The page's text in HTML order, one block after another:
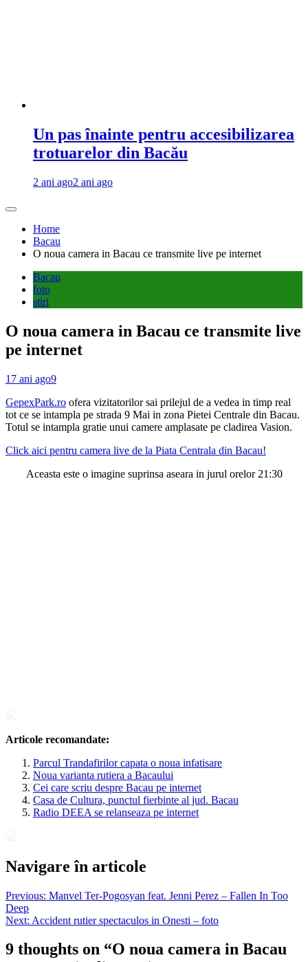
Un pas înainte pentru accesibilizarea
trotuarelor din Bacău
2 ani ago2 ani ago
Home
Bacau
O noua camera in Bacau ce transmite live pe internet
Bacau
foto
stiri
O noua camera in Bacau ce transmite live
pe internet
17 ani ago9
GepexPark.ro ofera vizitatorilor sai prilejul de a vedea in timp real
tot ce se intampla pe strada 9 Mai in zona Pietei Centrale din Bacau.
Totul se intampla gratie unui camere amplasate pe cladirea Vasion.
Click aici pentru camera live de la Piata Centrala din Bacau!
Aceasta este o imagine suprinsa aseara in jurul orelor 21:30
Articole recomandate:
Parcul Trandafirilor capata o noua infatisare
Noua varianta rutiera a Bacaului
Cei care scriu despre Bacau pe internet
Casa de Cultura, punctul fierbinte al jud. Bacau
Radio DEEA se relanseaza pe internet
Navigare în articole
Previous: Manvel Ter-Pogosyan feat. Jenni Perez – Fallen In Too
Deep
Next: Accident rutier spectaculos in Onesti – foto
9 thoughts on “O noua camera in Bacau